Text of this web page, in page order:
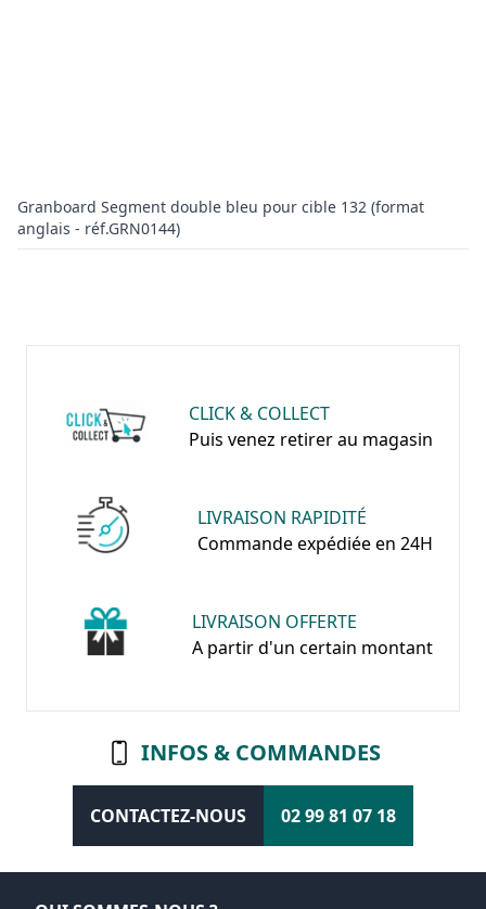
Granboard Segment double bleu pour cible 132 (format
anglais - réf.GRN0144)
CLICK & COLLECT
Puis venez retirer au magasin
LIVRAISON RAPIDITÉ
Commande expédiée en 24H
LIVRAISON OFFERTE
A partir d'un certain montant
INFOS & COMMANDES
CONTACTEZ-NOUS 02 99 81 07 18